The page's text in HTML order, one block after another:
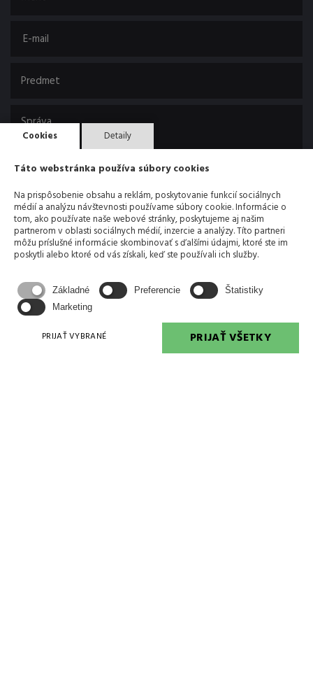
Cookies Detaily
Táto webstránka používa súbory cookies
Na prispôsobenie obsahu a reklám, poskytovanie funkcií sociálnych
médií a analýzu návštevnosti používame súbory cookie. Informácie o
tom, ako používate naše webové stránky, poskytujeme aj našim
partnerom v oblasti sociálnych médií, inzercie a analýzy. Títo partneri
môžu príslušné informácie skombinovať s ďalšími údajmi, ktoré ste im
poskytli alebo ktoré od vás získali, keď ste používali ich služby.
Základné Preferencie
Štatistiky
Marketing
PRIJAŤ VYBRANÉ PRIJAŤ VŠETKY
Odoslaním formulára súhlasíte so spracovaním
ODOSLAŤ SPRÁVU